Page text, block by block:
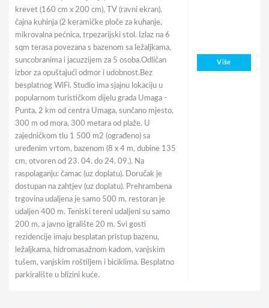
krevet (160 cm x 200 cm), TV (ravni ekran),
čajna kuhinja (2 keramičke ploče za kuhanje,
mikrovalna pećnica, trpezarijski stol. Izlaz na 6
sqm terasa povezana s bazenom sa ležaljkama,
suncobranima i jacuzzijem za 5 osoba.Odličan
izbor za opuštajući odmor i udobnost.Bez
besplatnog WiFi. Studio ima sjajnu lokaciju u
popularnom turističkom dijelu grada Umaga -
Punta, 2 km od centra Umaga, sunčano mjesto,
300 m od mora, 300 metara od plaže. U
zajedničkom tlu 1 500 m2 (ograđeno) sa
uređenim vrtom, bazenom (8 x 4 m, dubine 135
cm, otvoren od 23. 04. do 24. 09.). Na
raspolaganju: čamac (uz doplatu). Doručak je
dostupan na zahtjev (uz doplatu). Prehrambena
trgovina udaljena je samo 500 m, restoran je
udaljen 400 m. Teniski tereni udaljeni su samo
200 m, a javno igralište 20 m. Svi gosti
rezidencije imaju besplatan pristup bazenu,
ležaljkama, hidromasažnom kadom, vanjskim
tušem, vanjskim roštiljem i biciklima. Besplatno
parkiralište u blizini kuće.
Više